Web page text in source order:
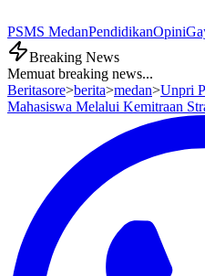
PSMS MedanPendidikanOpini
Breaking News
Memuat breaking news...
Beritasore>berita>medan>Unpri
Mahasiswa Melalui Kemitraan